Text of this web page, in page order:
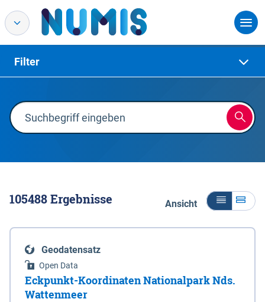
Filter
105488Ergebnisse Ansicht
Geodatensatz
Open Data
Eckpunkt-Koordinaten Nationalpark Nds.
Wattenmeer